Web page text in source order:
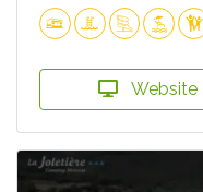
Website